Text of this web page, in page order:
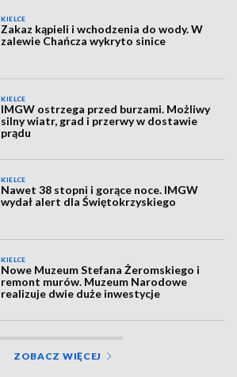
KIELCE
Zakaz kąpieli i wchodzenia do wody. W
zalewie Chańcza wykryto sinice
KIELCE
IMGW ostrzega przed burzami. Możliwy
silny wiatr, grad i przerwy w dostawie
prądu
KIELCE
Nawet 38 stopni i gorące noce. IMGW
wydał alert dla Świętokrzyskiego
KIELCE
Nowe Muzeum Stefana Żeromskiego i
remont murów. Muzeum Narodowe
realizuje dwie duże inwestycje
ZOBACZ WIĘCEJ